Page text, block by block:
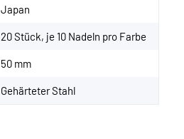
Japan
20 Stück, je 10 Nadeln pro Farbe
50 mm
Gehärteter Stahl